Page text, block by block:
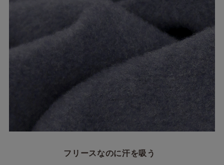
フリースなのに汗を吸う